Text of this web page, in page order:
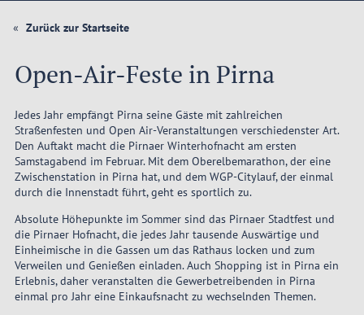
Zurück zur Startseite
Open-Air-Feste in Pirna
Jedes Jahr empfängt Pirna seine Gäste mit zahlreichen
Straßenfesten und Open Air-Veranstaltungen verschiedenster Art.
Den Auftakt macht die Pirnaer Winterhofnacht am ersten
Samstagabend im Februar. Mit dem Oberelbemarathon, der eine
Zwischenstation in Pirna hat, und dem WGP-Citylauf, der einmal
durch die Innenstadt führt, geht es sportlich zu.
Absolute Höhepunkte im Sommer sind das Pirnaer Stadtfest und
die Pirnaer Hofnacht, die jedes Jahr tausende Auswärtige und
Einheimische in die Gassen um das Rathaus locken und zum
Verweilen und Genießen einladen. Auch Shopping ist in Pirna ein
Erlebnis, daher veranstalten die Gewerbetreibenden in Pirna
einmal pro Jahr eine Einkaufsnacht zu wechselnden Themen.